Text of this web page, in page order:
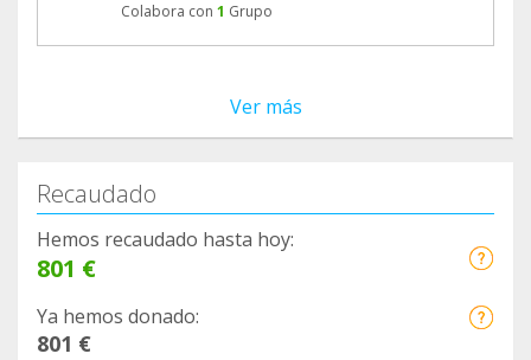
Colabora con 1 Grupo
Ver más
Recaudado
Hemos recaudado hasta hoy:
801 €
Ya hemos donado:
801 €